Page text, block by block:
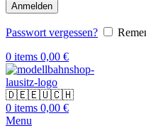
Anmelden
Passwort vergessen?
0 items 0,00 €
🇩🇪🇪🇺🇨🇭
0 items 0,00 €
Menu